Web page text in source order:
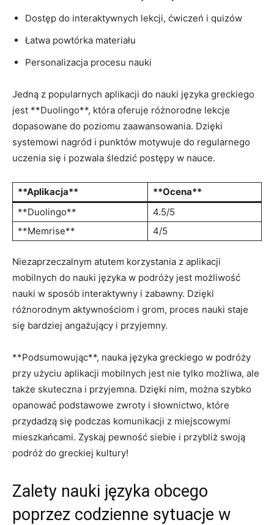
Dostęp do interaktywnych lekcji, ⁢ćwiczeń i quizów
Łatwa ⁢powtórka materiału
Personalizacja procesu nauki
Jedną z popularnych aplikacji do ⁣nauki języka greckiego
jest **Duolingo**, która oferuje różnorodne⁣ lekcje
dopasowane ⁣do⁢ poziomu zaawansowania. ⁤Dzięki‌
systemowi ‍nagród i punktów motywuje do regularnego
uczenia się i pozwala śledzić ⁣postępy w ‍nauce.
**Aplikacja**
**Ocena**
**Duolingo**
4.5/5
**Memrise**
4/5
Niezaprzeczalnym atutem korzystania‌ z aplikacji
mobilnych do nauki języka w podróży jest możliwość
nauki w ​sposób‍ interaktywny i zabawny. Dzięki
różnorodnym aktywnościom‍ i grom, proces nauki staje
‍się bardziej angażujący i przyjemny.
**Podsumowując**, ​nauka języka greckiego w podróży
przy użyciu‌ aplikacji mobilnych jest nie tylko możliwa, ale
także skuteczna i ⁣przyjemna. Dzięki nim, można szybko
opanować podstawowe zwroty i słownictwo, które
‌przydadzą się podczas ⁣komunikacji⁤ z‍ miejscowymi
mieszkańcami. Zyskaj⁢ pewność siebie i przybliż swoją
podróż do greckiej kultury!
Zalety nauki języka obcego
⁢poprzez codzienne sytuacje w‌